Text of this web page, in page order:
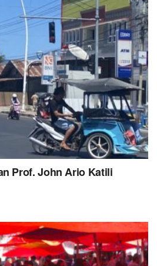
Prof. John Ario Katili